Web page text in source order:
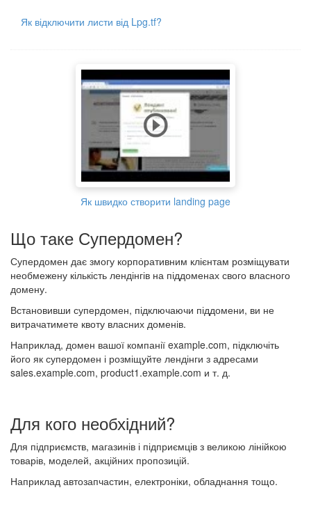
Як відключити листи від Lpg.tf?
Як швидко створити landing page
Що таке Супердомен?
Супердомен дає змогу корпоративним клієнтам розміщувати
необмежену кількість лендінгів на піддоменах свого власного
домену.
Встановивши супердомен, підключаючи піддомени, ви не
витрачатимете квоту власних доменів.
Наприклад, домен вашої компанії example.com, підключіть
його як супердомен і розміщуйте лендінги з адресами
sales.example.com, product1.example.com и т. д.
Для кого необхідний?
Для підприємств, магазинів і підприємців з великою лінійкою
товарів, моделей, акційних пропозицій.
Наприклад автозапчастин, електроніки, обладнання тощо.